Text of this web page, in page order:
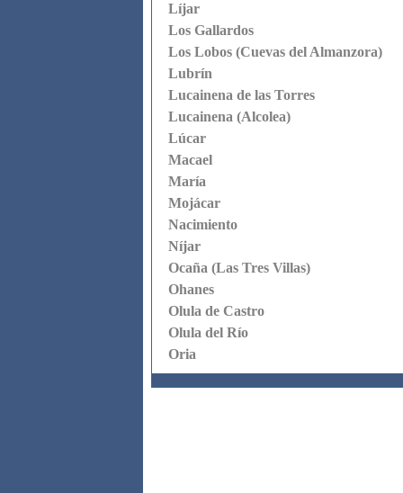
Líjar
Los Gallardos
Los Lobos (Cuevas del Almanzora)
Lubrín
Lucainena de las Torres
Lucainena (Alcolea)
Lúcar
Macael
María
Mojácar
Nacimiento
Níjar
Ocaña (Las Tres Villas)
Ohanes
Olula de Castro
Olula del Río
Oria